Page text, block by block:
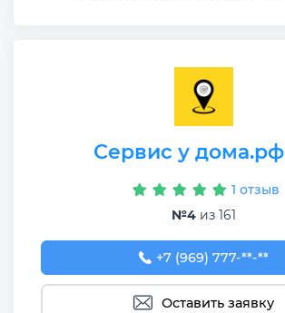
Сервис у дома.рф
1 отзыв
№4из 161
+7 (969) 777-50-55
+7 (969) 777-**-**
Оставить заявку